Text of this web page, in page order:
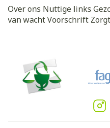
Over ons Nuttige links
van wachtVoorschrift